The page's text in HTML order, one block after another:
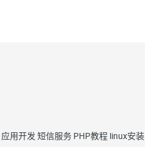
应用开发 短信服务 PHP教程 linux安装